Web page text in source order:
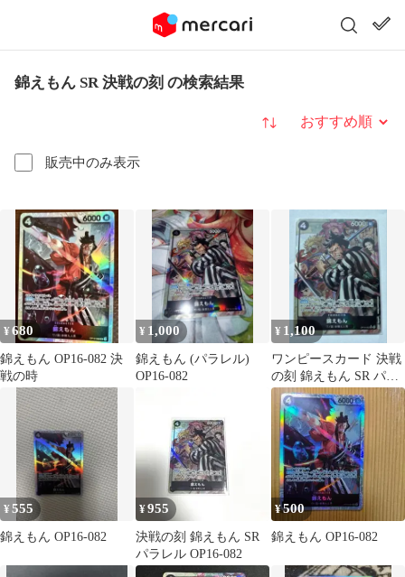
錦えもん SR 決戦の刻 の検索結果
販売中のみ表示
並び替え
¥680
錦えもん OP16-082 決
戦の時
¥ 1,000
錦えもん (パラレル)
OP16-082
¥ 1,100
ワンピースカード 決戦
の刻 錦えもん SR パラ
レル OP16-082
¥555
錦えもん OP16-082
¥955
決戦の刻 錦えもん SR
パラレル OP16-082
¥500
錦えもん OP16-082